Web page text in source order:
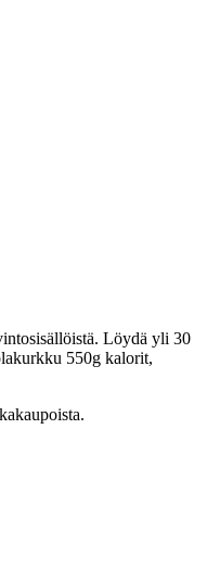
Löydä yli 30
550g kalorit,